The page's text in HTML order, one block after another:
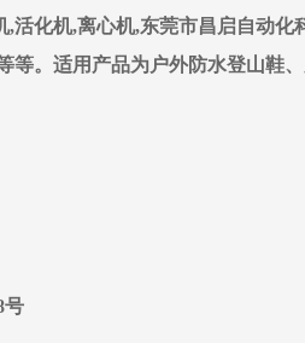
活化机,离心机,东莞市昌启自动
。适用产品为户外防水登山鞋
号